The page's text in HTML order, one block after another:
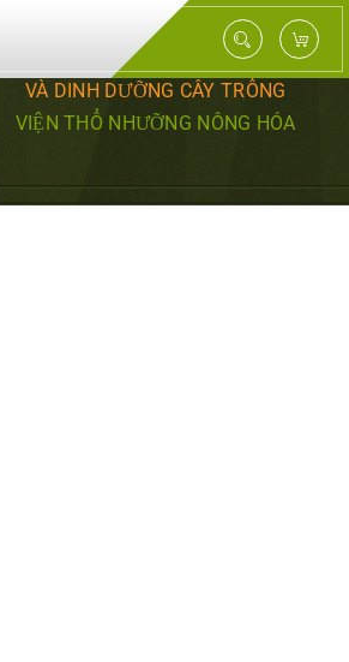
TRUNG TÂM NGHIÊN CỨU PHÂN BÓN
VÀ DINH DƯỠNG CÂY TRỒNG
VIỆN THỔ NHƯỠNG NÔNG HÓA